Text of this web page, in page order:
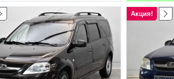
Акция!